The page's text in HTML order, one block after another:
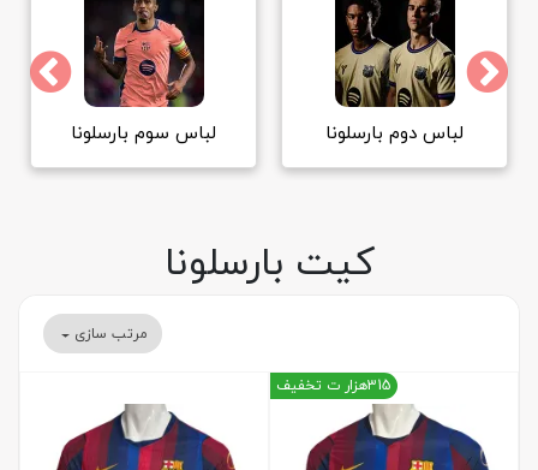
لباس سوم بارسلونا لباس بارسلونا بچه گانه
کیت بارسلونا
مرتب سازی
315هزار ت تخفیف